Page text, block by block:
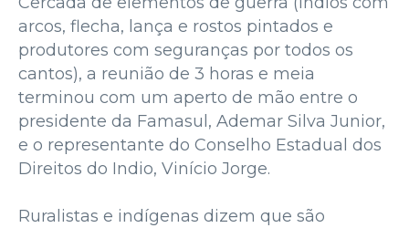
arcos, flecha, lança e rostos pintados e
produtores com seguranças por todos os
cantos), a reunião de 3 horas e meia
terminou com um aperto de mão entre o
presidente da Famasul, Ademar Silva Junior,
e o representante do Conselho Estadual dos
Direitos do Indio, Vinício Jorge.
Ruralistas e indígenas dizem que são